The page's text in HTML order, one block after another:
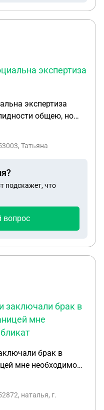
экспертиза
экспертиза
общею, но
по военной травме
Что делать
Татьяна
подскажет, что
вопрос
заключали брак в
мне
брак в
мне необходимо
о рождении
наталья, г.